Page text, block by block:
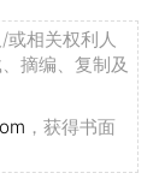
相关权利人
摘编、复制及
，获得书面